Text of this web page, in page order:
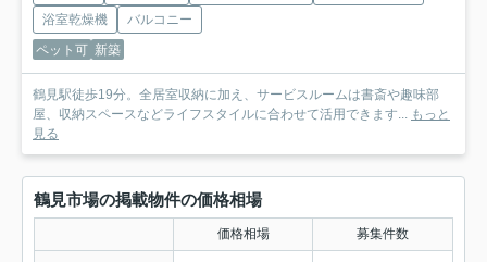
浴室乾燥機
バルコニー
ペット可 新築
鶴見駅徒歩19分。全居室収納に加え、サービスルームは書斎や趣味部
屋、収納スペースなどライフスタイルに合わせて活用できます... もっと
見る
鶴見市場の掲載物件の価格相場
価格相場 募集件数